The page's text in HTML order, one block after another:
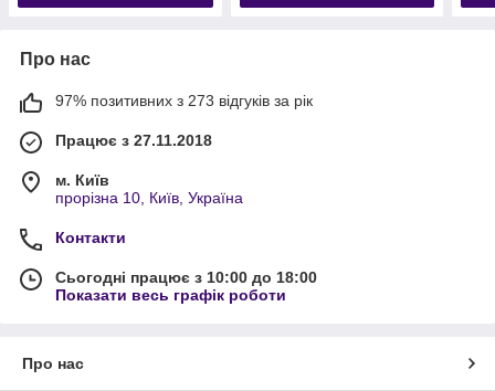
Про нас
97% позитивних з 273 відгуків за рік
Працює з 27.11.2018
м. Київ
прорізна 10, Київ, Україна
Контакти
Сьогодні працює з 10:00 до 18:00
Показати весь графік роботи
Про нас